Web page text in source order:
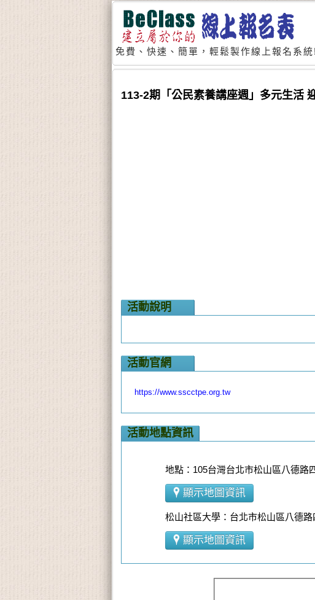
免費、快速、簡單，輕鬆製作線上報名系統!
113-2期「公民素養講座週」多元生活
活動說明
活動官網
https://www.sscctpe.org.tw
活動地點資訊
地點：105台灣台北市松山區八德路
顯示地圖資訊
松山社區大學：台北市松山區八德
顯示地圖資訊